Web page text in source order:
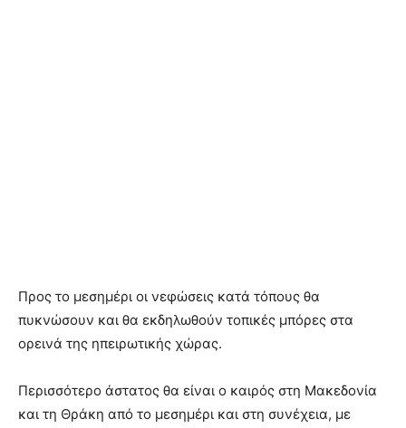
Προς το μεσημέρι οι νεφώσεις κατά τόπους θα
πυκνώσουν και θα εκδηλωθούν τοπικές μπόρες στα
ορεινά της ηπειρωτικής χώρας.
Περισσότερο άστατος θα είναι ο καιρός στη Μακεδονία
και τη Θράκη από το μεσημέρι και στη συνέχεια, με